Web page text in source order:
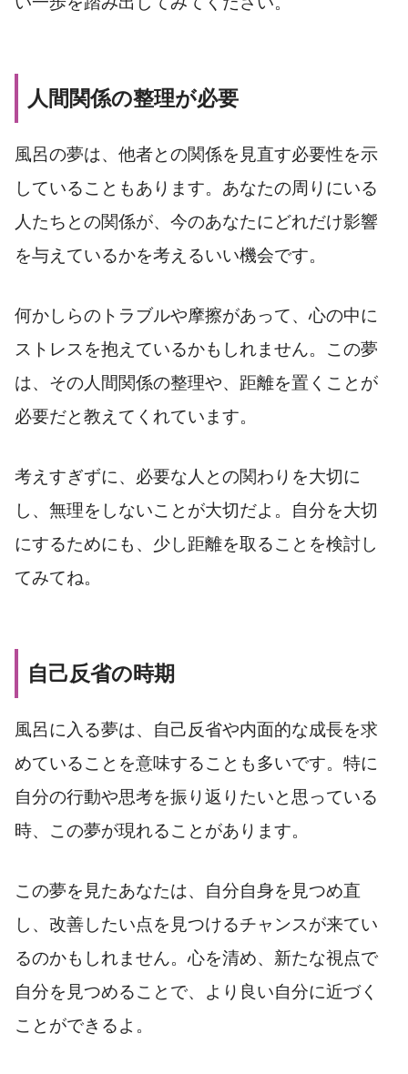
人間関係の整理が必要
風呂の夢は、他者との関係を見直す必要性を示
していることもあります。あなたの周りにいる
人たちとの関係が、今のあなたにどれだけ影響
を与えているかを考えるいい機会です。
何かしらのトラブルや摩擦があって、心の中に
ストレスを抱えているかもしれません。この夢
は、その人間関係の整理や、距離を置くことが
必要だと教えてくれています。
考えすぎずに、必要な人との関わりを大切に
し、無理をしないことが大切だよ。自分を大切
にするためにも、少し距離を取ることを検討し
てみてね。
自己反省の時期
風呂に入る夢は、自己反省や内面的な成長を求
めていることを意味することも多いです。特に
自分の行動や思考を振り返りたいと思っている
時、この夢が現れることがあります。
この夢を見たあなたは、自分自身を見つめ直
し、改善したい点を見つけるチャンスが来てい
るのかもしれません。心を清め、新たな視点で
自分を見つめることで、より良い自分に近づく
ことができるよ。